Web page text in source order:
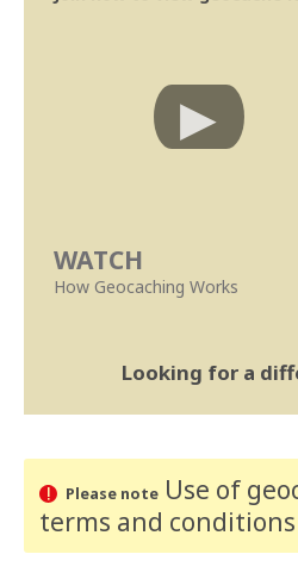
WATCH
How Geocaching Works
Looking for a
Please noteUse of
terms and conditions